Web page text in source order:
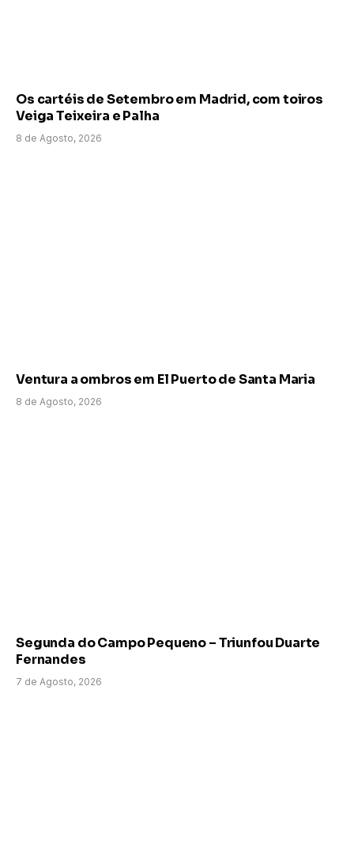
Os cartéis de Setembro em Madrid, com toiros
Veiga Teixeira e Palha
8 de Agosto, 2026
Ventura a ombros em El Puerto de Santa Maria
8 de Agosto, 2026
Segunda do Campo Pequeno – Triunfou Duarte
Fernandes
7 de Agosto, 2026